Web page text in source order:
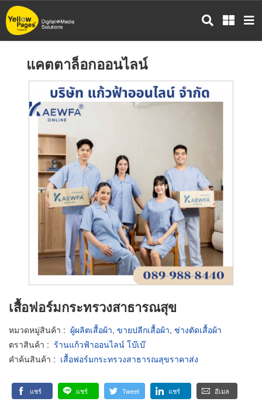
ข้าม
ไป
แคตตาล็อกออนไลน์
เสื้อฟอร์มกระทรวงสาธารณสุข
หมวดหมู่สินค้า : ผู้ผลิตเสื้อผ้า, ขายปลีกเสื้อผ้า, ช่างตัดเสื้อผ้า
ตราสินค้า : ร้านแก้วฟ้าออนไลน์ โบ๊เบ๊
คำค้นสินค้า : เสื้อฟอร์มกระทรวงสาธารณสุขราคาส่ง
แชร์ แชร์ Tweet แชร์ อีเมล